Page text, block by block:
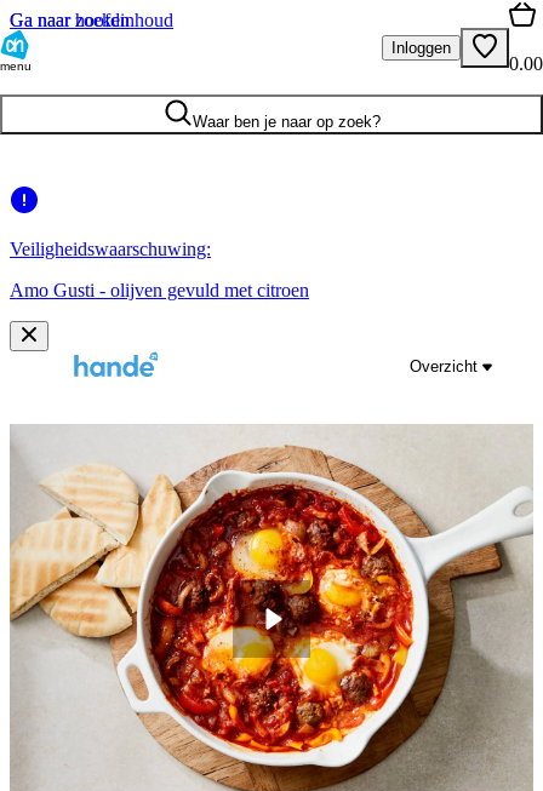
Ga naar hoofdinhoud
Ga naar zoeken
menu
Inloggen
0.00
Waar ben je naar op zoek?
Veiligheidswaarschuwing:
Amo Gusti - olijven gevuld met citroen
Overzicht